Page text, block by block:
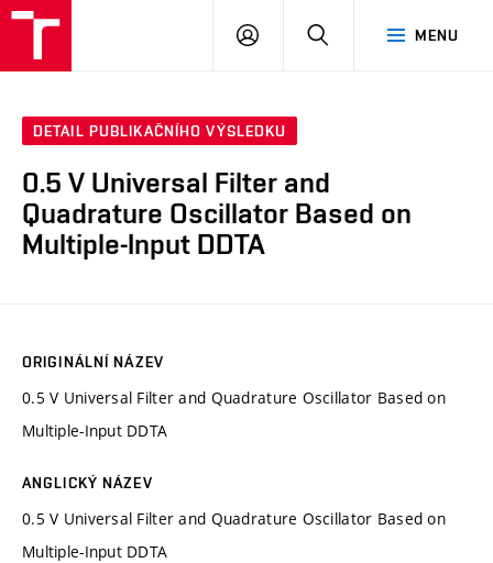
MENU
PŘIHLÁSIT
DETAIL PUBLIKAČNÍHO VÝSLEDKU
0.5 V Universal Filter and
Quadrature Oscillator Based on
Multiple-Input DDTA
ORIGINÁLNÍ NÁZEV
0.5 V Universal Filter and Quadrature Oscillator Based on
Multiple-Input DDTA
ANGLICKÝ NÁZEV
0.5 V Universal Filter and Quadrature Oscillator Based on
Multiple-Input DDTA